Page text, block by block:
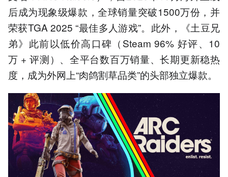
后成为现象级爆款，全球销量突破1500万份，并
荣获TGA 2025 “最佳多人游戏”。此外，《土豆兄
弟》此前以低价高口碑（Steam 96% 好评、10
万 + 评测）、全平台数百万销量、长期更新稳热
度，成为外网上“肉鸽割草品类”的头部独立爆款。